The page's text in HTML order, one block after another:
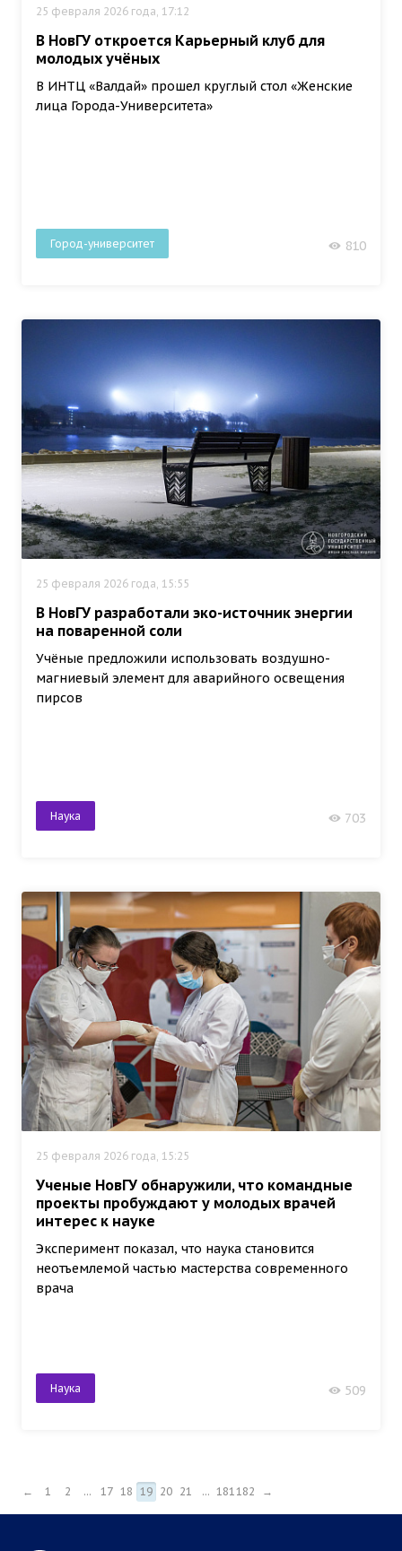
25 февраля 2026 года, 17:12
В НовГУ откроется Карьерный клуб для
молодых учёных
В ИНТЦ «Валдай» прошел круглый стол «Женские
лица Города-Университета»
Город-университет 810
25 февраля 2026 года, 15:55
В НовГУ разработали эко-источник энергии
на поваренной соли
Учёные предложили использовать воздушно-
магниевый элемент для аварийного освещения
пирсов
Наука 703
25 февраля 2026 года, 15:25
Ученые НовГУ обнаружили, что командные
проекты пробуждают у молодых врачей
интерес к науке
Эксперимент показал, что наука становится
неотъемлемой частью мастерства современного
врача
Наука 509
← 1 2 ... 17 18 19 20 21 ... 181182 →